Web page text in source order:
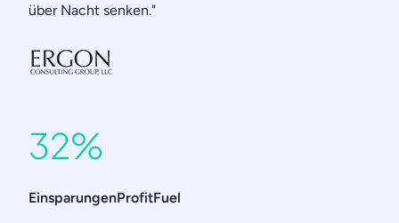
über Nacht senken."
32%
EinsparungenProfitFuel